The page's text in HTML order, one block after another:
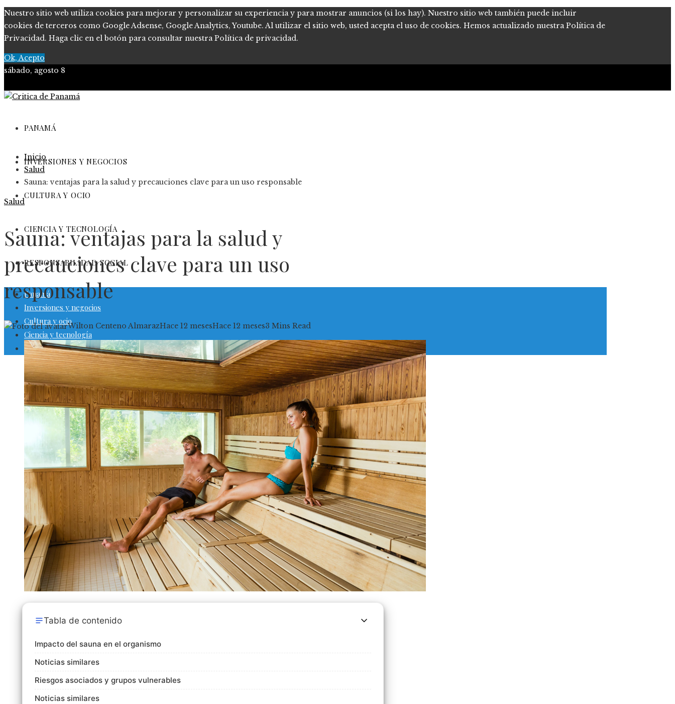
Nuestro sitio web utiliza cookies para mejorar y personalizar su experiencia y para mostrar anuncios (si los hay). Nuestro sitio web también puede incluir
cookies de terceros como Google Adsense, Google Analytics, Youtube. Al utilizar el sitio web, usted acepta el uso de cookies. Hemos actualizado nuestra Política de
Privacidad. Haga clic en el botón para consultar nuestra Política de privacidad.
Ok, Acepto
sábado, agosto 8
PANAMÁ
INVERSIONES Y NEGOCIOS
CULTURA Y OCIO
CIENCIA Y TECNOLOGÍA
RESPONSABILIDAD SOCIAL
Panamá
Inversiones y negocios
Cultura y ocio
Ciencia y tecnología
Responsabilidad social
Inicio
Salud
Sauna: ventajas para la salud y precauciones clave para un uso responsable
Salud
Sauna: ventajas para la salud y
precauciones clave para un uso
responsable
Wilton Centeno AlmarazHace 12 mesesHace 12 meses3 Mins Read
Tabla de contenido
Impacto del sauna en el organismo
Noticias similares
Riesgos asociados y grupos vulnerables
Noticias similares